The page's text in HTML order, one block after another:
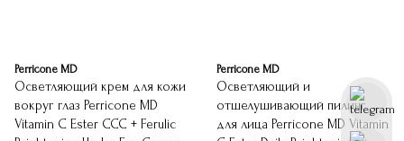
Perricone MD
Осветляющий крем для кожи
вокруг глаз Perricone MD
Vitamin C Ester CCC + Ferulic
Perricone MD
Осветляющий и
отшелушивающий пилинг
для лица Perricone MD Vitamin